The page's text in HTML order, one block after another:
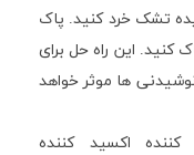
تشک خرد کنید. پاک
کنید. این راه حل برای
ها موثر خواهد
اکسید کننده